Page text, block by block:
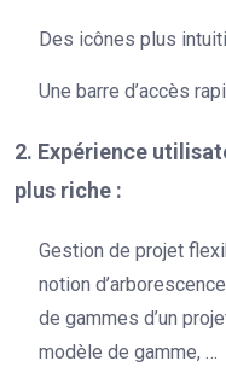
Des icônes plus
Une barre d’accès
2. Expérience
plus riche :
Gestion de projet
notion
de gammes d’un
modèle de gamme, …